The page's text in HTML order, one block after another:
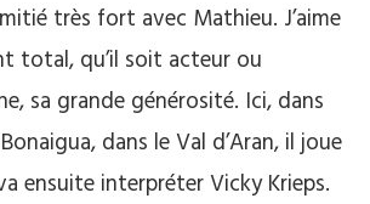
très fort avec Mathieu. J’aime
total, qu’il soit acteur ou
sa grande générosité. Ici, dans
dans le Val d’Aran, il joue
ensuite interpréter Vicky Krieps.